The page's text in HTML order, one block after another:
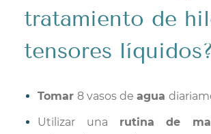
tratamiento de
tensores líquidos?
Tomar 8 vasos de agua
Utilizar una rutina de